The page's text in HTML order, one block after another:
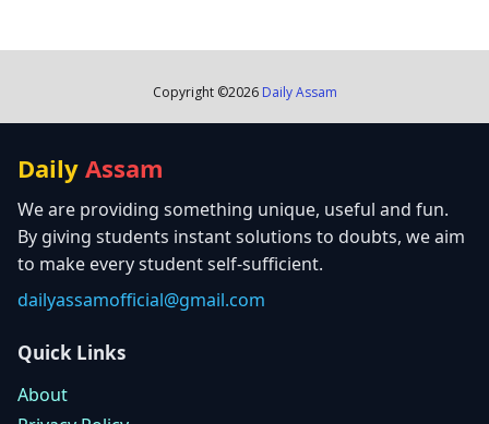
Copyright ©2026 Daily Assam
Daily Assam
We are providing something unique, useful and fun.
By giving students instant solutions to doubts, we aim
to make every student self-sufficient.
dailyassamofficial@gmail.com
Quick Links
About